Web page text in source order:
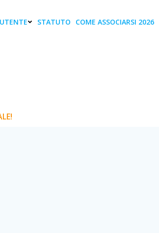
STATUTO COME ASSOCIARSI 2026